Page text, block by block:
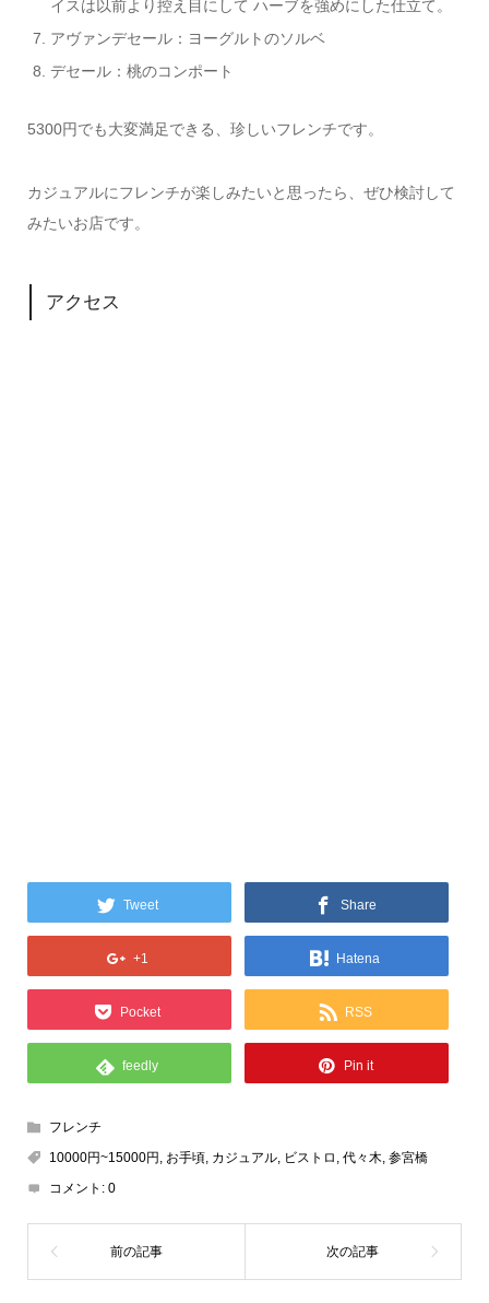
イスは以前より控え目にして ハーブを強めにした仕立て。
アヴァンデセール：ヨーグルトのソルベ
デセール：桃のコンポート
5300円でも大変満足できる、珍しいフレンチです。
カジュアルにフレンチが楽しみたいと思ったら、ぜひ検討して
みたいお店です。
アクセス
Tweet Share
+1 Hatena
Pocket RSS
feedly Pin it
フレンチ
10000円~15000円 , お手頃, カジュアル, ビストロ , 代々木, 参宮橋
コメント: 0